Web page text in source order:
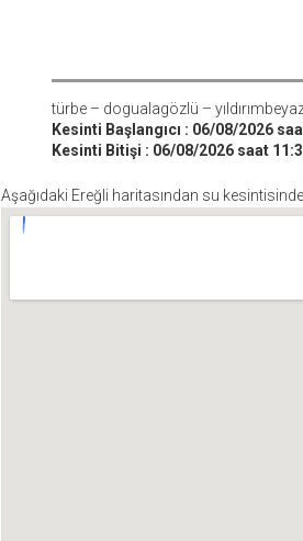
türbe – dogualagözlü –
Kesinti Başlangıcı : 06/08/2026
Kesinti Bitişi : 06/08/2026 saat
Aşağıdaki Ereğli haritasından su